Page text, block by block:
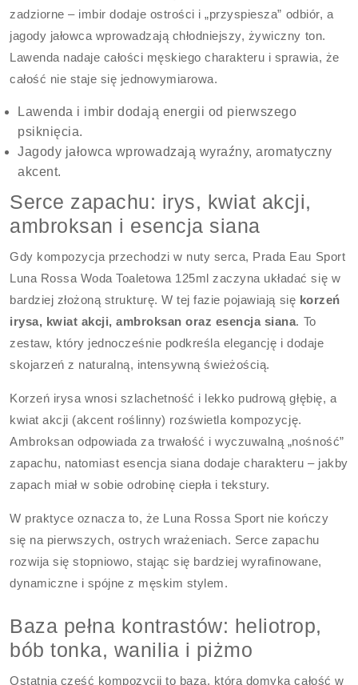
zadziorne – imbir dodaje ostrości i „przyspiesza” odbiór, a
jagody jałowca wprowadzają chłodniejszy, żywiczny ton.
Lawenda nadaje całości męskiego charakteru i sprawia, że
całość nie staje się jednowymiarowa.
Lawenda i imbir dodają energii od pierwszego
psiknięcia.
Jagody jałowca wprowadzają wyraźny, aromatyczny
akcent.
Serce zapachu: irys, kwiat akcji,
ambroksan i esencja siana
Gdy kompozycja przechodzi w nuty serca, Prada Eau Sport
Luna Rossa Woda Toaletowa 125ml zaczyna układać się w
bardziej złożoną strukturę. W tej fazie pojawiają się korzeń
irysa, kwiat akcji, ambroksan oraz esencja siana. To
zestaw, który jednocześnie podkreśla elegancję i dodaje
skojarzeń z naturalną, intensywną świeżością.
Korzeń irysa wnosi szlachetność i lekko pudrową głębię, a
kwiat akcji (akcent roślinny) rozświetla kompozycję.
Ambroksan odpowiada za trwałość i wyczuwalną „nośność”
zapachu, natomiast esencja siana dodaje charakteru – jakby
zapach miał w sobie odrobinę ciepła i tekstury.
W praktyce oznacza to, że Luna Rossa Sport nie kończy
się na pierwszych, ostrych wrażeniach. Serce zapachu
rozwija się stopniowo, stając się bardziej wyrafinowane,
dynamiczne i spójne z męskim stylem.
Baza pełna kontrastów: heliotrop,
bób tonka, wanilia i piżmo
Ostatnia część kompozycji to baza, która domyka całość w